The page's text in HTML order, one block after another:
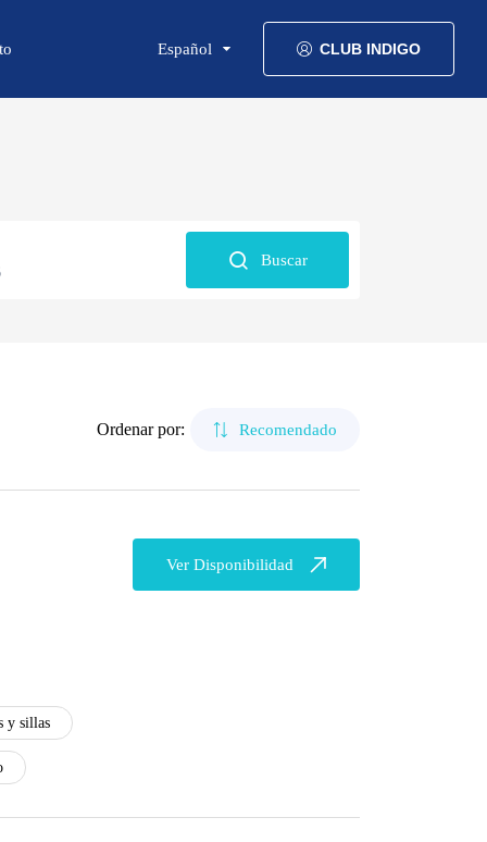
Español CLUB INDIGO
Buscar
Ordenar por: Recomendado
y sillas
Ver Disponibilidad